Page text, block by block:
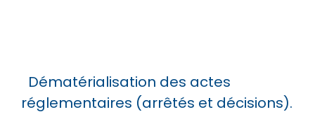
Dématérialisation des actes
réglementaires (arrêtés et décisions).